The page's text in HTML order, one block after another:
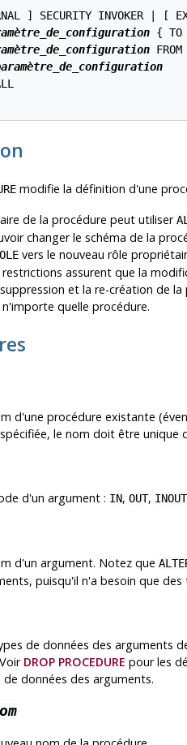
] SECURITY INVOKER | [
{
modifie la définition d'une
de la procédure peut utiliser
changer le schéma de la
vers le nouveau rôle
restrictions assurent que la
et la re-création de
quelle procédure.
d'une procédure existante
le nom doit être unique
d'un argument : IN, OUT, INOUT
d'un argument. Notez que
puisqu'il n'a besoin que
de données des arguments
DROP PROCEDURE pour les
de données des arguments.